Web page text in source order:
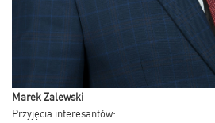
Marek Zalewski
Przyjęcia interesantów: